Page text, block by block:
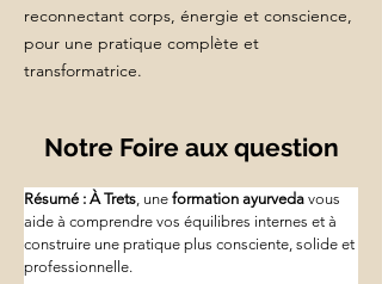
reconnectant corps, énergie et conscience,
pour une pratique complète et
transformatrice.
Notre Foire aux question
Résumé : À Trets, une formation ayurveda vous
aide à comprendre vos équilibres internes et à
construire une pratique plus consciente, solide et
professionnelle.